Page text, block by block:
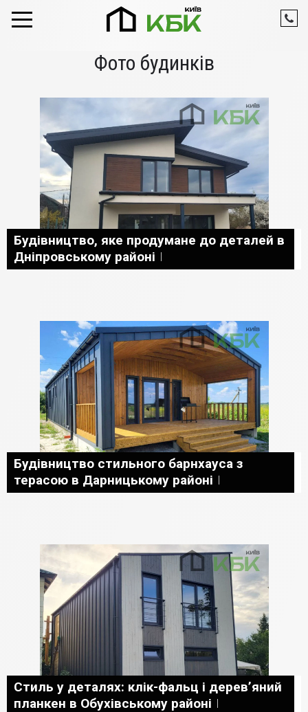
Фото будинків
Будівництво, яке продумане до деталей в
Дніпровському районі
Будівництво стильного барнхауса з
терасою в Дарницькому районі
Стиль у деталях: клік-фальц і дерев’яний
планкен в Обухівському районі